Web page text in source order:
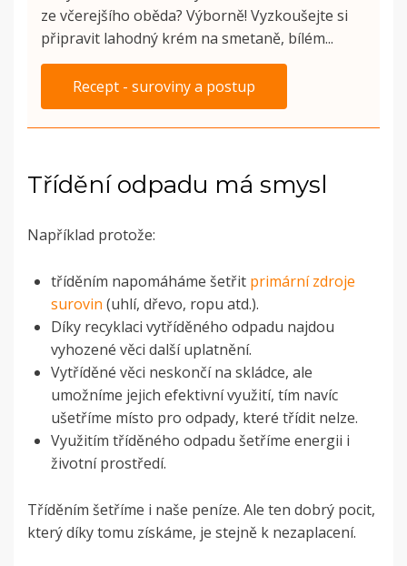
ze včerejšího oběda? Výborně! Vyzkoušejte si
připravit lahodný krém na smetaně, bílém...
Recept - suroviny a postup
Třídění odpadu má smysl
Například protože:
tříděním napomáháme šetřit primární zdroje
surovin (uhlí, dřevo, ropu atd.).
Díky recyklaci vytříděného odpadu najdou
vyhozené věci další uplatnění.
Vytříděné věci neskončí na skládce, ale
umožníme jejich efektivní využití, tím navíc
ušetříme místo pro odpady, které třídit nelze.
Využitím tříděného odpadu šetříme energii i
životní prostředí.
Tříděním šetříme i naše peníze. Ale ten dobrý pocit,
který díky tomu získáme, je stejně k nezaplacení.